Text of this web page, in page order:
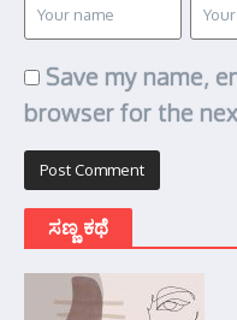
Save my name,
browser for the
ಸಣ್ಣ ಕಥೆ